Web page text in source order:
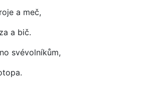
a meč,
a bič.
svévolníkům,